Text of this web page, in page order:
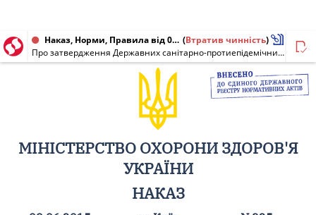
Наказ, Норми, Правила від 08.06.2015 № 325 (Втратив чинність)
Про затвердження Державних санітарно-протиепідемічних правил і норм щодо поводження з медичними відходами